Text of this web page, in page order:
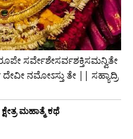
ಸರ್ವೇಶೇಸರ್ವಶಕ್ತಿಸಮನ್ವಿತೇ
ನಮೋಽಸ್ತು ತೇ || ಸಹ್ಯಾದ್ರಿ
ಮಹಾತ್ಮೆ ಕಥೆ